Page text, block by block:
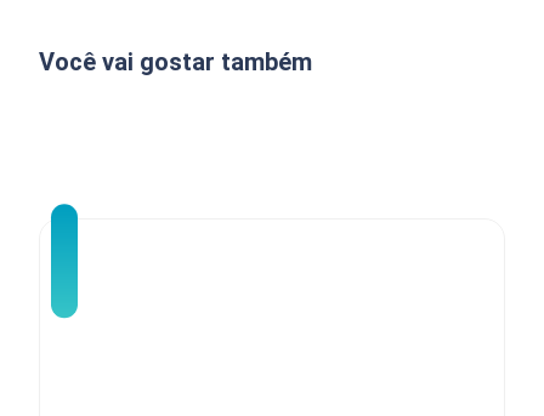
Você vai gostar também